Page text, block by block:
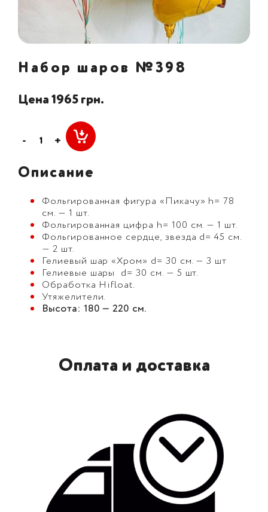
Набор шаров №398
Цена 1965 грн.
- +
Описание
Фольгированная фигура «Пикачу» h= 78
см. — 1 шт.
Фольгированная цифра h= 100 см. — 1 шт.
Фольгированное сердце, звезда d= 45 см.
— 2 шт.
Гелиевый шар «Хром» d= 30 см. — 3 шт
Гелиевые шары d= 30 см. — 5 шт.
Обработка Hifloat.
Утяжелители.
Высота: 180 — 220 см.
Оплата и доставка